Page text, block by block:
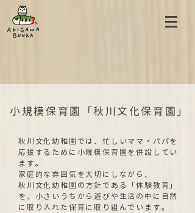
​小規模保育園「秋川文化保育園」
秋川文化幼稚園では、忙しいママ・パパを
応援するために小規模保育園を併設してい
ます。
家庭的な雰囲気を大切にしながら、
秋川文化幼稚園の方針である「体験教育」
を、小さいうちから遊びや生活の中に自然
に取り入れた保育に取り組んでいます。